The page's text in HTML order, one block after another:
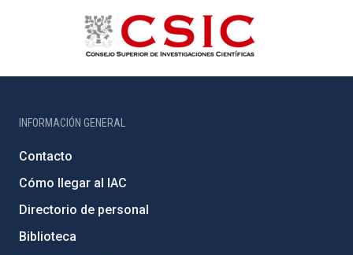
INFORMACIÓN GENERAL
Contacto
Cómo llegar al IAC
Directorio de personal
Biblioteca